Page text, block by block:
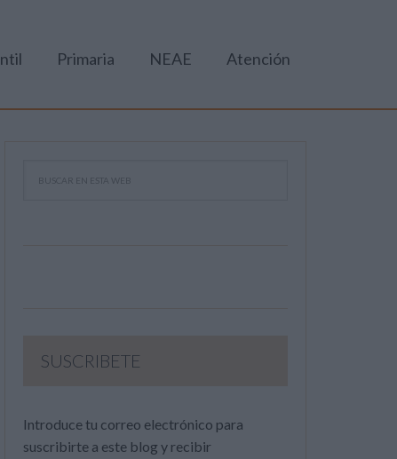
Primaria NEAE Atención
SUSCRIBETE
Introduce tu correo electrónico para
suscribirte a este blog y recibir